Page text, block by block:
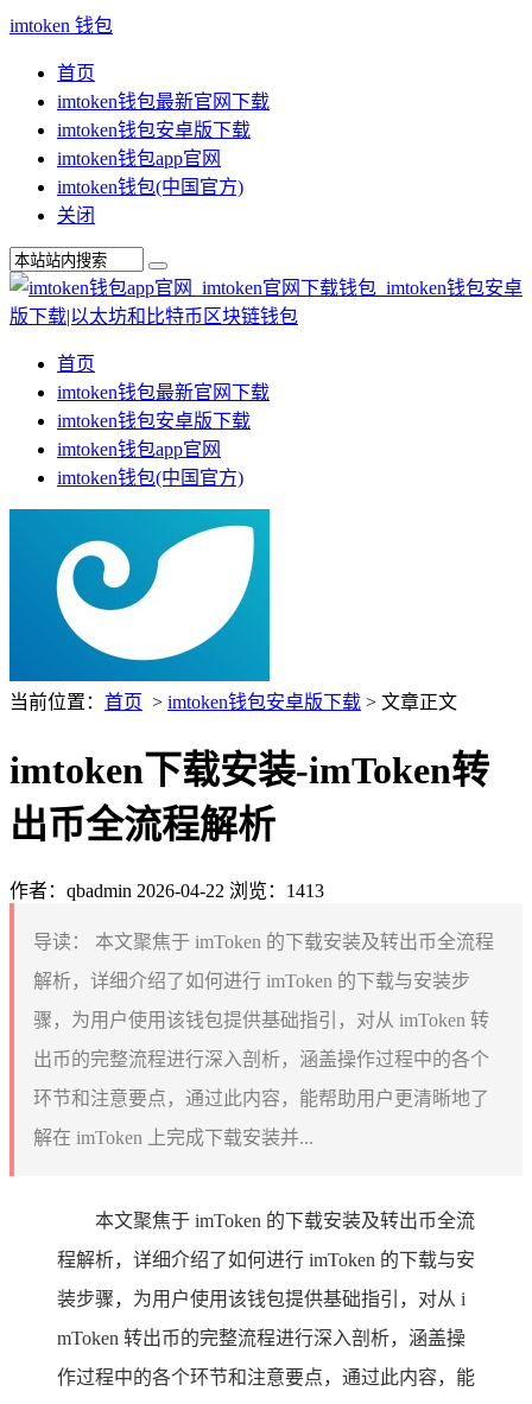
imtoken 钱包
首页
imtoken钱包最新官网下载
imtoken钱包安卓版下载
imtoken钱包app官网
imtoken钱包(中国官方)
关闭
首页
imtoken钱包最新官网下载
imtoken钱包安卓版下载
imtoken钱包app官网
imtoken钱包(中国官方)
当前位置： 首页 > imtoken钱包安卓版下载 > 文章正文
imtoken下载安装-imToken转
出币全流程解析
作者：qbadmin 2026-04-22 浏览：1413
导读：
本文聚焦于 imToken 的下载安装及转出币全流程
解析，详细介绍了如何进行 imToken 的下载与安装步
骤，为用户使用该钱包提供基础指引，对从 imToken 转
出币的完整流程进行深入剖析，涵盖操作过程中的各个
环节和注意要点，通过此内容，能帮助用户更清晰地了
解在 imToken 上完成下载安装并...
本文聚焦于 imToken 的下载安装及转出币全流
程解析，详细介绍了如何进行 imToken 的下载与安
装步骤，为用户使用该钱包提供基础指引，对从 i
mToken 转出币的完整流程进行深入剖析，涵盖操
作过程中的各个环节和注意要点，通过此内容，能